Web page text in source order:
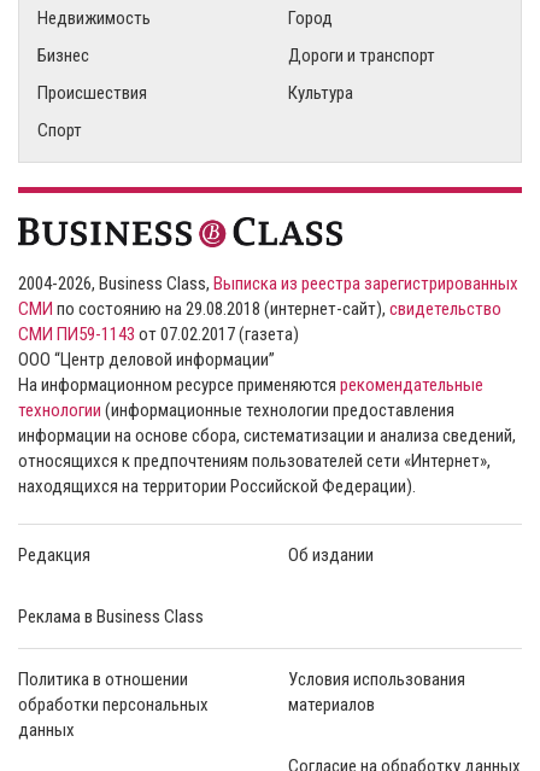
Недвижимость
Город
Бизнес
Дороги и транспорт
Происшествия
Культура
Спорт
2004-2026, Business Class, Выписка из реестра зарегистрированных
СМИ по состоянию на 29.08.2018 (интернет-сайт), свидетельство
СМИ ПИ59-1143 от 07.02.2017 (газета)
ООО “Центр деловой информации”
На информационном ресурсе применяются рекомендательные
технологии (информационные технологии предоставления
информации на основе сбора, систематизации и анализа сведений,
относящихся к предпочтениям пользователей сети «Интернет»,
находящихся на территории Российской Федерации).
Редакция Об издании
Реклама в Business Class
Политика в отношении
обработки персональных
данных
Условия использования
материалов
Согласие на обработку данных